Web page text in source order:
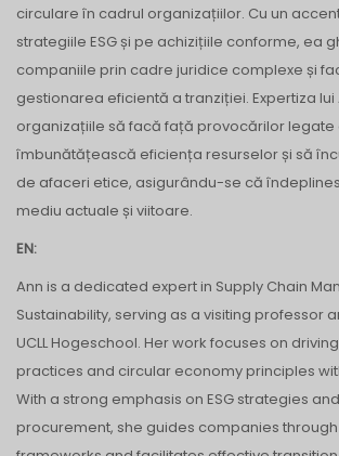
circulare în cadrul organizațiilor. Cu un
strategiile ESG și pe achizițiile conforme, ea
companiile prin cadre juridice complexe și
gestionarea eficientă a tranziției. Expertiza lui
organizațiile să facă față provocărilor legate
îmbunătățească eficiența resurselor și să
de afaceri etice, asigurându-se că
mediu actuale și viitoare.
EN:
Ann is a dedicated expert in Supply Chain
Sustainability, serving as a visiting professor
UCLL Hogeschool. Her work focuses on
practices and circular economy principles
With a strong emphasis on ESG strategies
procurement, she guides companies